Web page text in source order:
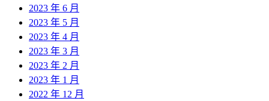
2023 年 6 月
2023 年 5 月
2023 年 4 月
2023 年 3 月
2023 年 2 月
2023 年 1 月
2022 年 12 月